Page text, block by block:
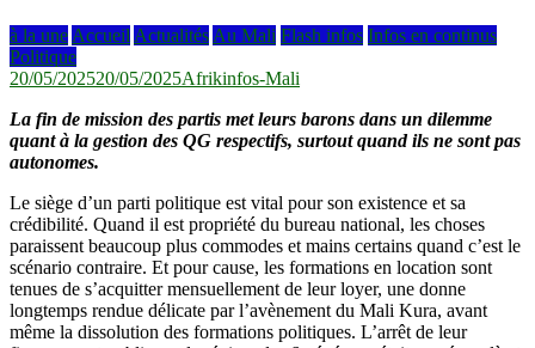
à la une Accueil Actualités Au Mali Flash infos Infos en continus
Politique
20/05/202520/05/2025Afrikinfos-Mali
La fin de mission des partis met leurs barons dans un dilemme
quant à la gestion des QG respectifs, surtout quand ils ne sont pas
autonomes.
Le siège d’un parti politique est vital pour son existence et sa
crédibilité. Quand il est propriété du bureau national, les choses
paraissent beaucoup plus commodes et mains certains quand c’est le
scénario contraire. Et pour cause, les formations en location sont
tenues de s’acquitter mensuellement de leur loyer, une donne
longtemps rendue délicate par l’avènement du Mali Kura, avant
même la dissolution des formations politiques. L’arrêt de leur